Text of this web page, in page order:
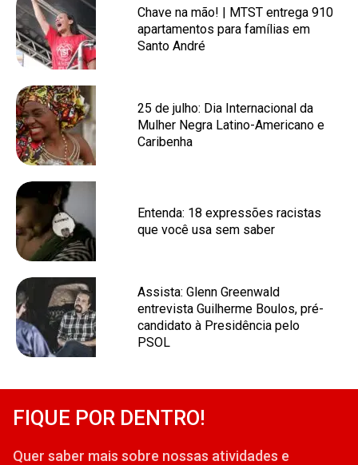
Chave na mão! | MTST entrega 910
apartamentos para famílias em
Santo André
25 de julho: Dia Internacional da
Mulher Negra Latino-Americano e
Caribenha
Entenda: 18 expressões racistas
que você usa sem saber
Assista: Glenn Greenwald
entrevista Guilherme Boulos, pré-
candidato à Presidência pelo
PSOL
FIQUE POR DENTRO!
Quer saber mais sobre nossas atividades e